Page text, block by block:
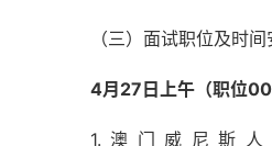
（三）面试职位及时
4月27日上午（职位
1.澳门威尼斯